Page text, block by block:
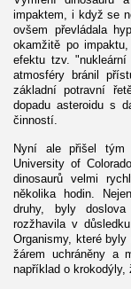
impaktem, i když se
ovšem převládala
okamžitě po
efektu tzv.
atmosféry bránil
základní potravní
dopadu asteroidu s
činností.
Nyní ale přišel tým
University of
dinosaurů velmi
několika hodin.
druhy, byly
rozžhavila v
Organismy, které
žárem uchráněny a
například o krokodýly,